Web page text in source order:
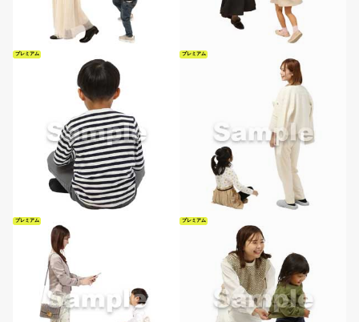
プレミアム プレミアム
プレミアム プレミアム